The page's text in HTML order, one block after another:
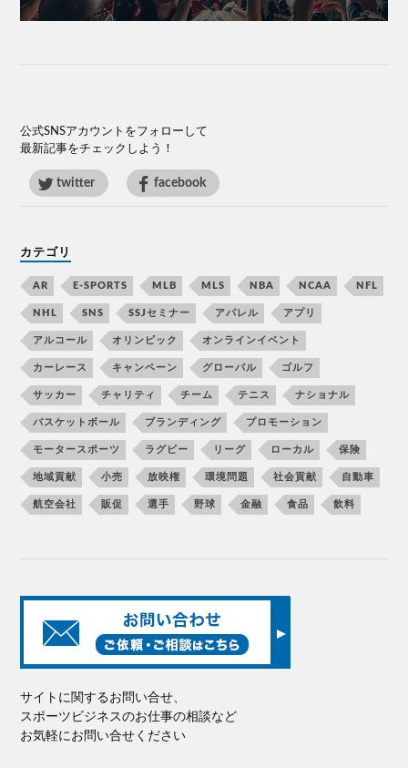
公式SNSアカウントをフォローして
最新記事をチェックしよう！
twitter facebook
カテゴリ
AR E-SPORTS MLB MLS NBA NCAA NFL
NHL SNS SSJセミナー アパレル アプリ
アルコール オリンピック オンラインイベント
カーレース キャンペーン グローバル ゴルフ
サッカー チャリティ チーム テニス ナショナル
バスケットボール ブランディング プロモーション
モータースポーツ ラグビー リーグ ローカル 保険
地域貢献 小売 放映権 環境問題 社会貢献 自動車
航空会社 販促 選手 野球 金融 食品 飲料
サイトに関するお問い合せ、
スポーツビジネスのお仕事の相談など
お気軽にお問い合せください